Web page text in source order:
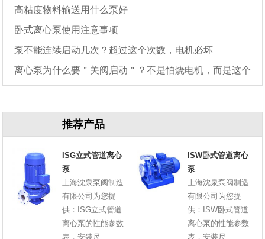
高粘度物料输送用什么泵好
卧式离心泵使用注意事项
泵不能连续启动几次？超过这个次数，电机必坏
离心泵为什么要＂关阀启动＂？不是怕烧电机，而是这个
推荐产品
ISG立式管道离心
泵
上海沈泉泵阀制造
有限公司为您提
供：ISG立式管道
离心泵的性能参数
表，安装尺
ISW卧式管道离心
泵
上海沈泉泵阀制造
有限公司为您提
供：ISW卧式管道
离心泵的性能参数
表，安装尺